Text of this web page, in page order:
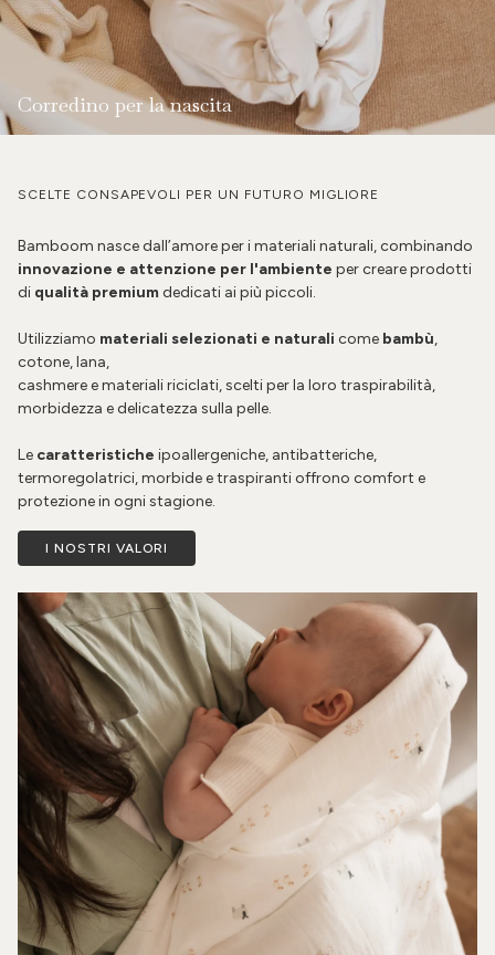
Corredino per la nascita
SCELTE CONSAPEVOLI PER UN FUTURO MIGLIORE
Bamboom nasce dall’amore per i materiali naturali, combinando
innovazione e attenzione per l'ambiente per creare prodotti
di qualità premium dedicati ai più piccoli.
Utilizziamo materiali selezionati e naturali come bambù,
cotone, lana,
cashmere e materiali riciclati, scelti per la loro traspirabilità,
morbidezza e delicatezza sulla pelle.
Le caratteristiche ipoallergeniche, antibatteriche,
termoregolatrici, morbide e traspiranti offrono comfort e
protezione in ogni stagione.
I NOSTRI VALORI